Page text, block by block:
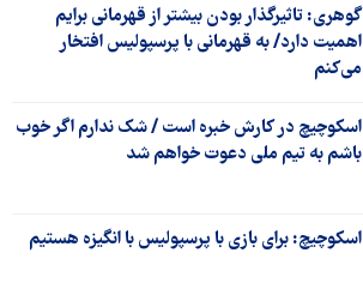
گوهری: تاثیرگذار بودن بیشتر از قهرمانی برایم
اهمیت دارد/ به قهرمانی با پرسپولیس افتخار
می‌کنم
اسکوچیچ در کارش خبره است / شک ندارم اگر خوب
باشم به تیم ملی دعوت خواهم شد
اسکوچیچ: برای بازی با پرسپولیس با انگیزه هستیم